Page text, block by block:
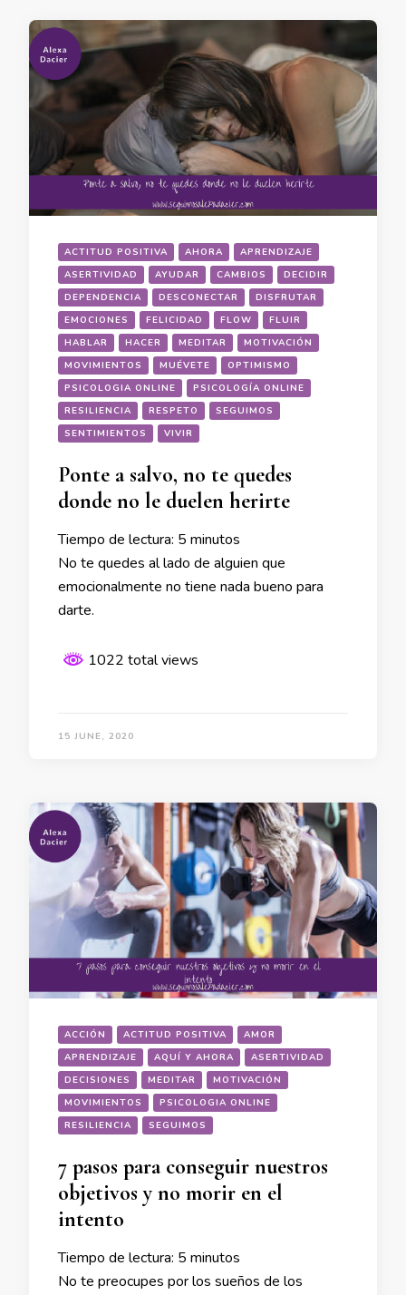
ACTITUD POSITIVA AHORA
APRENDIZAJE
ASERTIVIDAD
AYUDAR CAMBIOS
DECIDIR
DEPENDENCIA
DESCONECTAR
DISFRUTAR
EMOCIONES
FELICIDAD FLOW
FLUIR
HABLAR
HACER MEDITAR
MOTIVACIÓN
MOVIMIENTOS
MUÉVETE
OPTIMISMO
PSICOLOGIA ONLINE
PSICOLOGÍA ONLINE
RESILIENCIA
RESPETO
SEGUIMOS
SENTIMIENTOS
VIVIR
Ponte a salvo, no te quedes
donde no le duelen herirte
Tiempo de lectura: 5 minutos
No te quedes al lado de alguien que
emocionalmente no tiene nada bueno para
darte.
1022 total views
15 JUNE, 2020
ACCIÓN ACTITUD POSITIVA
AMOR
APRENDIZAJE
AQUÍ Y AHORA
ASERTIVIDAD
DECISIONES
MEDITAR
MOTIVACIÓN
MOVIMIENTOS
PSICOLOGIA ONLINE
RESILIENCIA
SEGUIMOS
7 pasos para conseguir nuestros
objetivos y no morir en el
intento
Tiempo de lectura: 5 minutos
No te preocupes por los sueños de los